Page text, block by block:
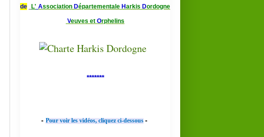
de L' Association Départementale Harkis Dordogne
Veuves et Orphelins
*******
- Pour voir les vidéos, cliquez ci-dessous -